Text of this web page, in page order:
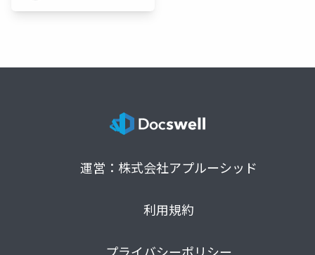
運営：株式会社アプルーシッド
利用規約
プライバシーポリシー